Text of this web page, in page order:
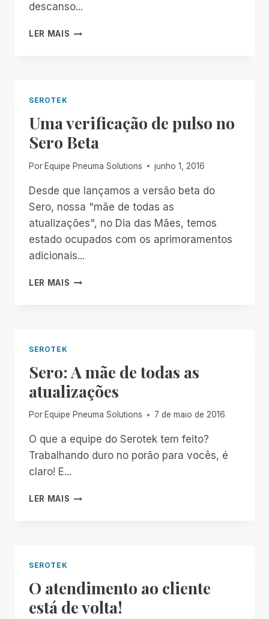
descanso...
LER MAIS POSIÇÃO
SEROTEK
Uma verificação de pulso no
Sero Beta
Por Equipe Pneuma Solutions junho 1, 2016
Desde que lançamos a versão beta do
Sero, nossa "mãe de todas as
atualizações", no Dia das Mães, temos
estado ocupados com os aprimoramentos
adicionais...
LER MAIS UMA
SEROTEK
Sero: A mãe de todas as
atualizações
Por Equipe Pneuma Solutions 7 de maio de 2016
O que a equipe do Serotek tem feito?
Trabalhando duro no porão para vocês, é
claro! E...
LER MAIS SERO:
SEROTEK
O atendimento ao cliente
está de volta!